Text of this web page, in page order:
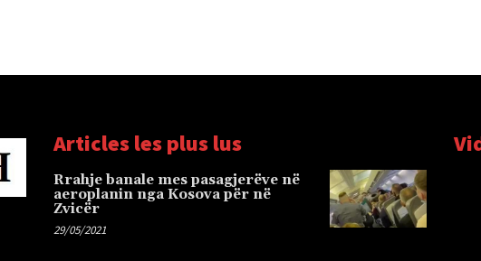
Articles les plus lus
Rrahje banale mes pasagjerëve në
aeroplanin nga Kosova për në
Zvicër
29/05/2021